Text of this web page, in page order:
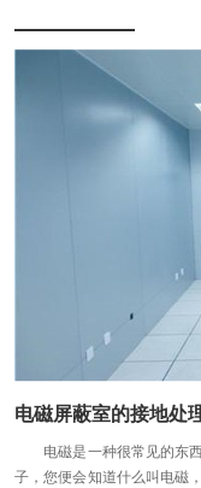
率和调制方式传输。屏蔽的
的基本原理是在工作过程中
描速度会对手机接收的消息
数据信息，导致手机无法与
服务系统。 从基本原理上
收变成错误码。这就是为什
大信号是没有用的，因为信
接受的错误代码越多，你
指由于一些很大的噪音和
蔽使基站的声音听起来更小
子，只是受影响后听不清
屏蔽柜是利用其屏蔽的基
(网)对入射电磁波的吸收损
波的功率大大减弱，使得屏
构，可以保证手机更好的屏
电磁屏蔽室的接地处
电磁是一种很常见的东西
子，您便会知道什么叫电磁